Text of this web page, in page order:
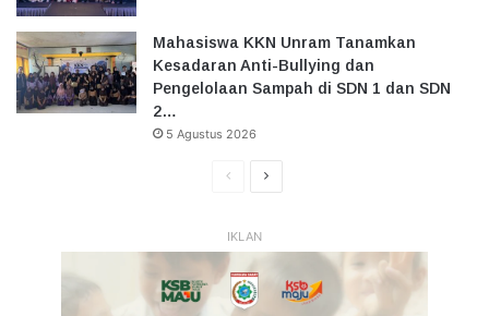
Mahasiswa KKN Unram Tanamkan
Kesadaran Anti-Bullying dan
Pengelolaan Sampah di SDN 1 dan SDN
2…
5 Agustus 2026
HalamanHalaman
IKLAN